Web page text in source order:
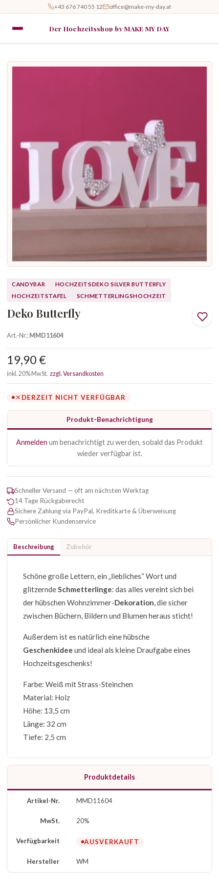
+43 676 740 55 12 office@make-my-day.at
Der Hochzeitsshop by MAKE MY DAY
CANDYBAR
HOCHZEITSDEKO SILVER BUTTERFLY
HOCHZEITSTAFEL
SCHMETTERLINGSHOCHZEIT
Deko Butterfly
Art.-Nr.:MMD11604
19,90 €
inkl. 20% MwSt. zzgl. Versandkosten
DERZEIT NICHT VERFÜGBAR
Produkt-Benachrichtigung
Anmelden um benachrichtigt zu werden, sobald das Produkt
wieder verfügbar ist.
Schneller Versand — oft am nächsten Werktag
14 Tage Rückgaberecht
Sichere Zahlung via PayPal, Kreditkarte & Überweisung
Persönlicher Kundenservice
Beschreibung Zubehör
Schöne große Lettern, ein „liebliches“ Wort und
glitzerndeSchmetterlinge: das alles vereint sich bei
der hübschen Wohnzimmer-Dekoration, die sicher
zwischen Büchern, Bildern und Blumen heraus sticht!
Außerdem ist es natürlich eine hübsche
Geschenkidee und ideal als kleine Draufgabe eines
Hochzeitsgeschenks!
Farbe: Weiß mit Strass-Steinchen
Material: Holz
Höhe: 13,5 cm
Länge: 32 cm
Tiefe: 2,5 cm
Produktdetails
Artikel-Nr. MMD11604
MwSt. 20%
Verfügbarkeit AUSVERKAUFT
Hersteller WM